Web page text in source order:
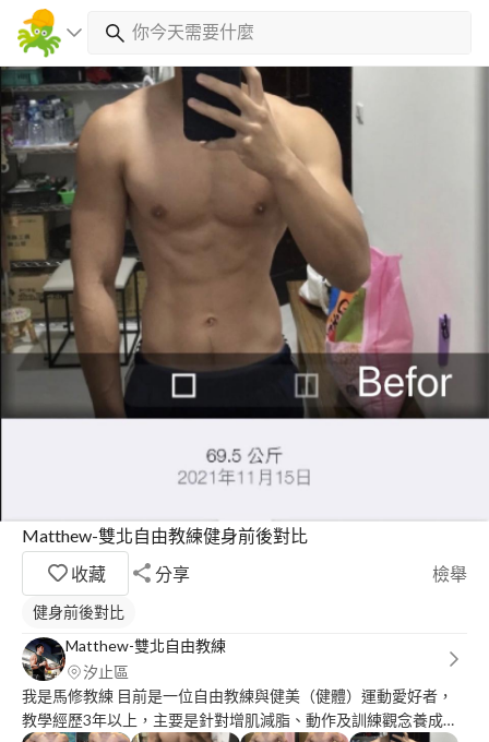
Matthew-雙北自由教練健身前後對比
收藏
分享 檢舉
健身前後對比
Matthew-雙北自由教練
汐止區
我是馬修教練 目前是一位自由教練與健美（健體）運動愛好者，
教學經歷3年以上，主要是針對增肌減脂、動作及訓練觀念養成讓